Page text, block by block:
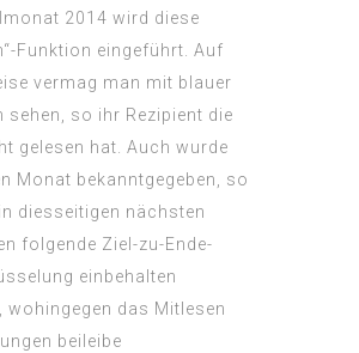
2014 wird diese
Funktion eingeführt. Auf
vermag man mit blauer
sehen, so ihr Rezipient die
gelesen hat. Auch wurde
Monat bekanntgegeben, so
diesseitigen nächsten
folgende Ziel-zu-Ende-
einbehalten
wohingegen das Mitlesen
beileibe